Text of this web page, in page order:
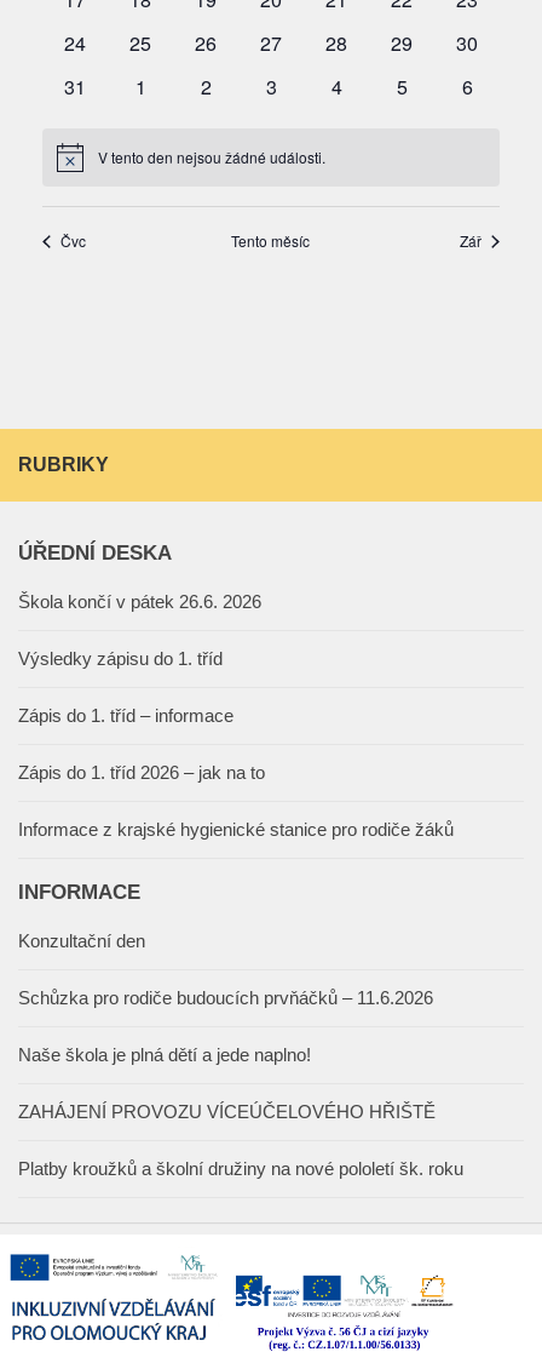
RUBRIKY
ÚŘEDNÍ DESKA
Škola končí v pátek 26.6. 2026
Výsledky zápisu do 1. tříd
Zápis do 1. tříd – informace
Zápis do 1. tříd 2026 – jak na to
Informace z krajské hygienické stanice pro rodiče žáků
INFORMACE
Konzultační den
Schůzka pro rodiče budoucích prvňáčků – 11.6.2026
Naše škola je plná dětí a jede naplno!
ZAHÁJENÍ PROVOZU VÍCEÚČELOVÉHO HŘIŠTĚ
Platby kroužků a školní družiny na nové pololetí šk. roku